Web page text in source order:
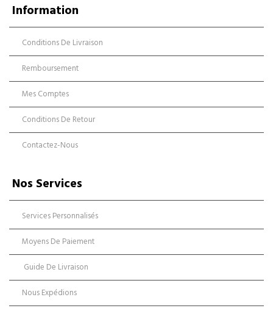
Information
Conditions De Livraison
Remboursement
Mes Comptes
Conditions De Retour
Contactez-Nous
Nos Services
Services Personnalisés
Moyens De Paiement
Guide De Livraison
Nous Expédions